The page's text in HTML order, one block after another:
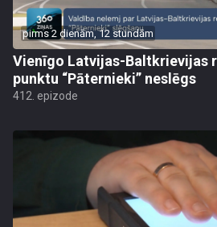
pirms 2 dienām, 12 stundām
Vienīgo Latvijas-Baltkrievijas
punktu “Pāternieki” neslēgs
412. epizode